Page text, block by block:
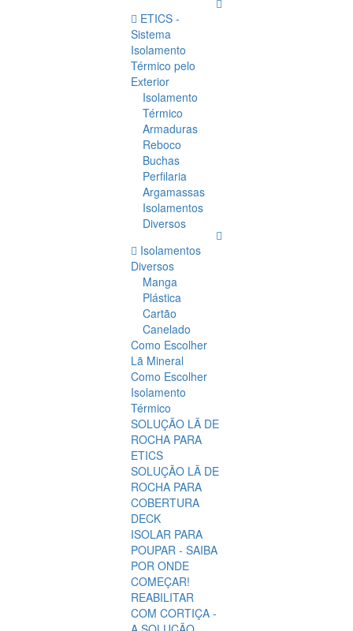
ETICS -
Sistema
Isolamento
Térmico pelo
Exterior
Isolamento
Térmico
Armaduras
Reboco
Buchas
Perfilaria
Argamassas
Isolamentos
Diversos
Isolamentos
Diversos
Manga
Plástica
Cartão
Canelado
Como Escolher
Lã Mineral
Como Escolher
Isolamento
Térmico
SOLUÇÃO LÃ DE
ROCHA PARA
ETICS
SOLUÇÃO LÃ DE
ROCHA PARA
COBERTURA
DECK
ISOLAR PARA
POUPAR - SAIBA
POR ONDE
COMEÇAR!
REABILITAR
COM CORTIÇA -